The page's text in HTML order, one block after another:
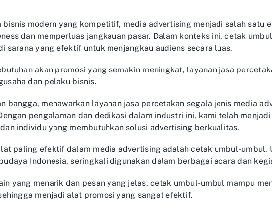
bisnis modern yang kompetitif, media advertising menjadi salah satu
dan memperluas jangkauan pasar. Dalam konteks ini, cetak
sarana yang efektif untuk menjangkau audiens secara luas.
akan promosi yang semakin meningkat, layanan jasa
dan pelaku bisnis.
bangga, menawarkan layanan jasa percetakan segala jenis media
pengalaman dan dedikasi dalam industri ini, kami telah
individu yang membutuhkan solusi advertising berkualitas.
paling efektif dalam media advertising adalah cetak umbul-umbul.
Indonesia, seringkali digunakan dalam berbagai acara dan
yang menarik dan pesan yang jelas, cetak umbul-umbul mampu
menjadi alat promosi yang sangat efektif.